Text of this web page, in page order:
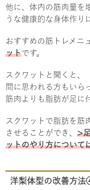
他に、体内の筋肉量を
うな健康的な身体作り
おすすめの筋トレメニ
ットです。
スクワットと聞くと、
問に思われる方もいら
筋肉よりも脂肪が足に
スクワットで脂肪を筋
させることができ、>
ットのやり方について
洋梨体型の改善方